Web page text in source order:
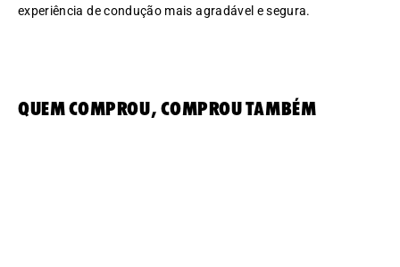
experiência de condução mais agradável e segura.
Quem comprou, comprou também